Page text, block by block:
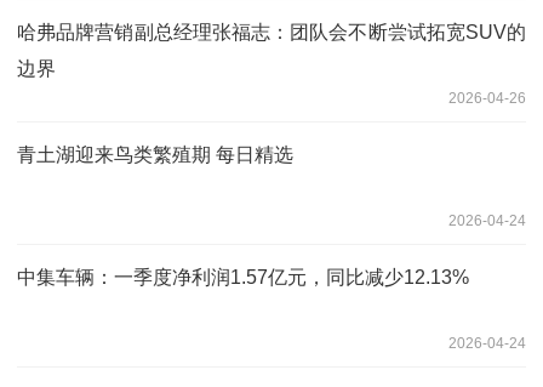
哈弗品牌营销副总经理张福志：团队会不断尝试拓宽SUV的
边界
2026-04-26
青土湖迎来鸟类繁殖期 每日精选
2026-04-24
中集车辆：一季度净利润1.57亿元，同比减少12.13%
2026-04-24